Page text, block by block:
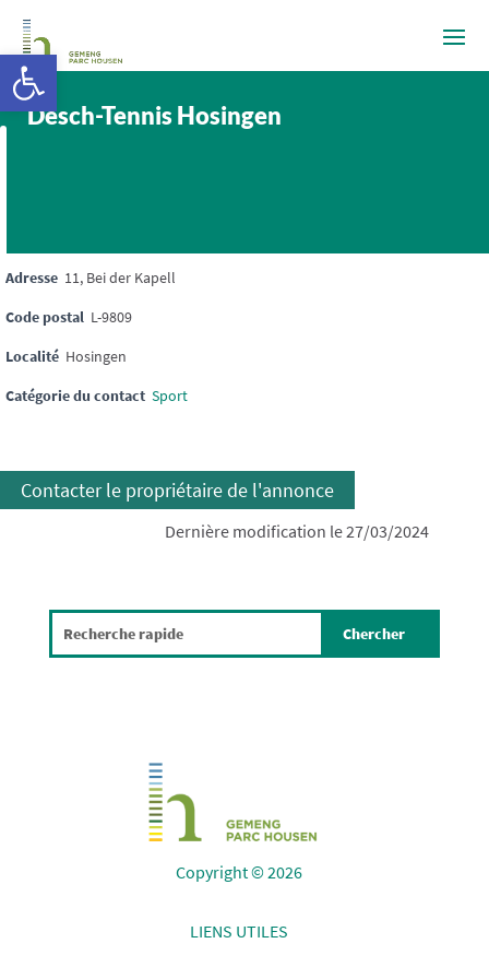
Dësch-Tennis Hosingen
Adresse 11, Bei der Kapell
Code postal L-9809
Localité Hosingen
Catégorie du contact Sport
Contacter le propriétaire de l'annonce
Dernière modification le 27/03/2024
Copyright © 2026
LIENS UTILES
Ouvrir la barre d’outils